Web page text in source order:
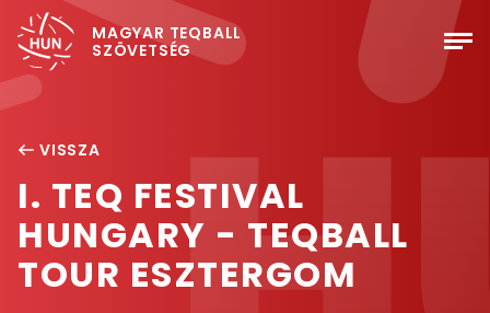
MAGYAR TEQBALL
SZÖVETSÉG
VISSZA
I. TEQ FESTIVAL
HUNGARY - TEQBALL
TOUR ESZTERGOM